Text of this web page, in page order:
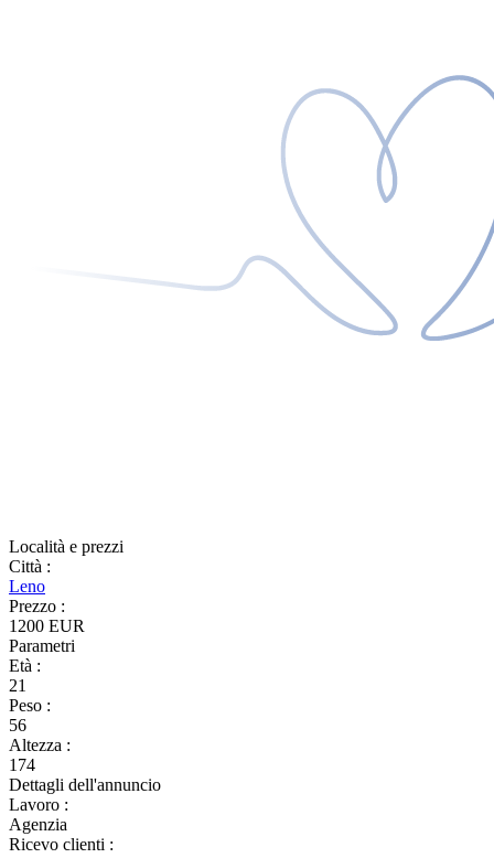
Località e prezzi
Città :
Leno
Prezzo :
1200 EUR
Parametri
Età :
21
Peso :
56
Altezza :
174
Dettagli dell'annuncio
Lavoro :
Agenzia
Ricevo clienti :